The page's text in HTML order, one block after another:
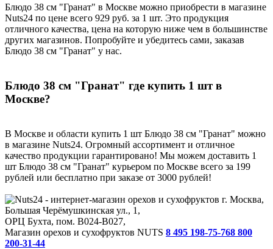
Блюдо 38 см "Гранат" в Москве можно приобрести в магазине
Nuts24 по цене всего 929 руб. за 1 шт. Это продукция
отличного качества, цена на которую ниже чем в большинстве
других магазинов. Попробуйте и убедитесь сами, заказав
Блюдо 38 см "Гранат" у нас.
Блюдо 38 см "Гранат" где купить 1 шт в
Москве?
В Москве и области купить 1 шт Блюдо 38 см "Гранат" можно
в магазине Nuts24. Огромный ассортимент и отличное
качество продукции гарантировано! Мы можем доставить 1
шт Блюдо 38 см "Гранат" курьером по Москве всего за 199
рублей или бесплатно при заказе от 3000 рублей!
г. Москва,
Большая Черёмушкинская ул., 1,
ОРЦ Бухта, пом. B024-B027,
Магазин орехов и сухофруктов NUTS 8 495 198-75-768 800
200-31-44